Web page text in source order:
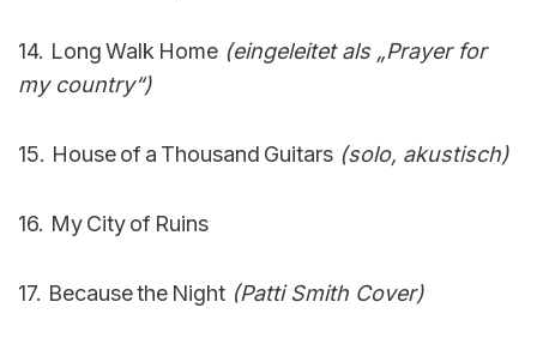
14. Long Walk Home (eingeleitet als „Prayer for
my country“)
15. House of a Thousand Guitars (solo, akustisch)
16. My City of Ruins
17. Because the Night (Patti Smith Cover)